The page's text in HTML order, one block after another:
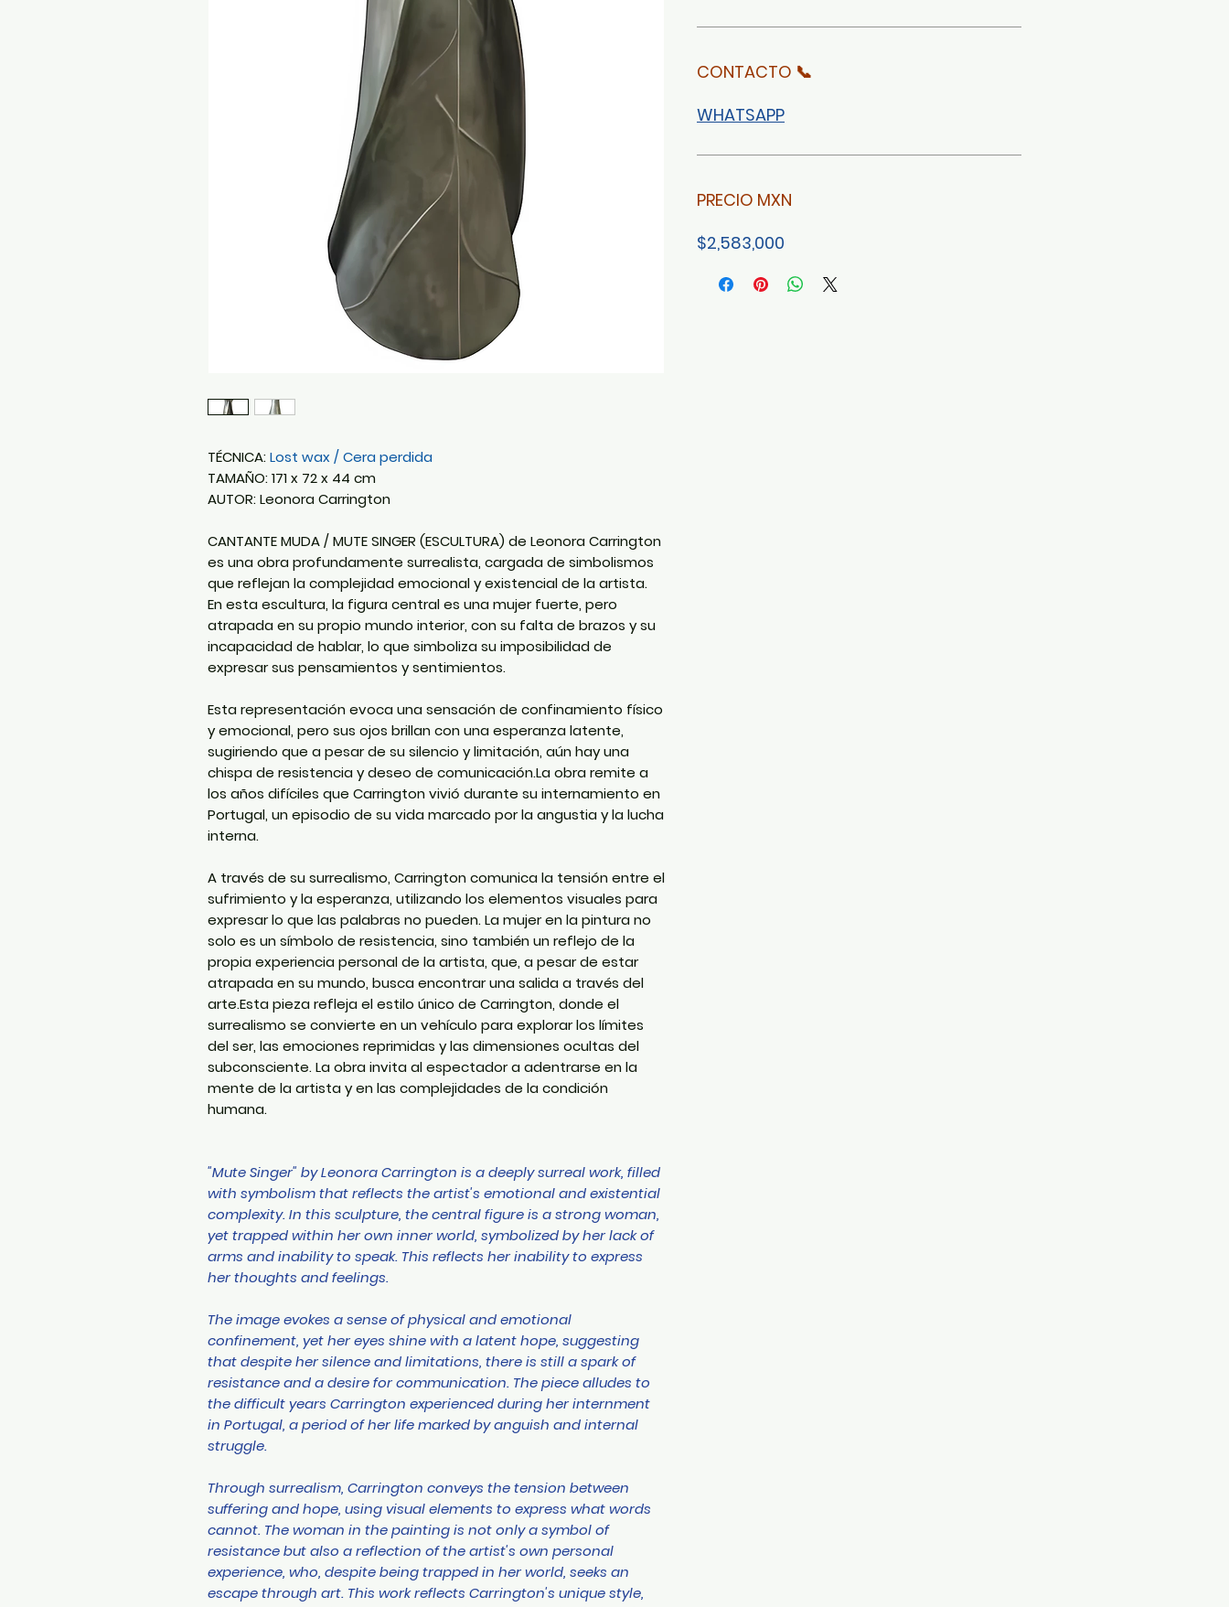
TÉCNICA:Lost wax / Cera perdida
TAMAÑO: 171 x 72 x 44 cm
AUTOR: Leonora Carrington
CANTANTE MUDA / MUTE SINGER (ESCULTURA) de Leonora Carrington
es una obra profundamente surrealista, cargada de simbolismos
que reflejan la complejidad emocional y existencial de la artista.
En esta escultura, la figura central es una mujer fuerte, pero
atrapada en su propio mundo interior, con su falta de brazos y su
incapacidad de hablar, lo que simboliza su imposibilidad de
expresar sus pensamientos y sentimientos.
Esta representación evoca una sensación de confinamiento físico
y emocional, pero sus ojos brillan con una esperanza latente,
sugiriendo que a pesar de su silencio y limitación, aún hay una
chispa de resistencia y deseo de comunicación.La obra remite a
los años difíciles que Carrington vivió durante su internamiento en
Portugal, un episodio de su vida marcado por la angustia y la lucha
interna.
A través de su surrealismo, Carrington comunica la tensión entre el
sufrimiento y la esperanza, utilizando los elementos visuales para
expresar lo que las palabras no pueden. La mujer en la pintura no
solo es un símbolo de resistencia, sino también un reflejo de la
propia experiencia personal de la artista, que, a pesar de estar
atrapada en su mundo, busca encontrar una salida a través del
arte.Esta pieza refleja el estilo único de Carrington, donde el
surrealismo se convierte en un vehículo para explorar los límites
del ser, las emociones reprimidas y las dimensiones ocultas del
subconsciente. La obra invita al espectador a adentrarse en la
mente de la artista y en las complejidades de la condición
humana.
"Mute Singer" by Leonora Carrington is a deeply surreal work, filled
with symbolism that reflects the artist's emotional and existential
complexity. In this sculpture, the central figure is a strong woman,
yet trapped within her own inner world, symbolized by her lack of
arms and inability to speak. This reflects her inability to express
her thoughts and feelings.
The image evokes a sense of physical and emotional
confinement, yet her eyes shine with a latent hope, suggesting
that despite her silence and limitations, there is still a spark of
resistance and a desire for communication. The piece alludes to
the difficult years Carrington experienced during her internment
in Portugal, a period of her life marked by anguish and internal
struggle.
Through surrealism, Carrington conveys the tension between
suffering and hope, using visual elements to express what words
cannot. The woman in the painting is not only a symbol of
resistance but also a reflection of the artist's own personal
experience, who, despite being trapped in her world, seeks an
escape through art. This work reflects Carrington's unique style,
CONTACTO 📞
WHATSAPP
PRECIO MXN
$2,583,000